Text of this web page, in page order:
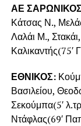
ΑΕ
Κάτσας Ν.,
Λαλάι Μ.,
Καλικαντής(75′
ΕΘΝΙΚΟΣ:
Βασιλείου,
Σεκούμπα(5′
Ντάφλας(69′